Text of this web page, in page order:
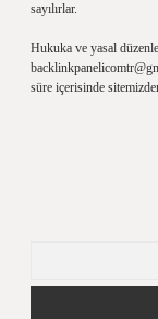
sayılırlar.
Hukuka ve yasal
süre içerisinde